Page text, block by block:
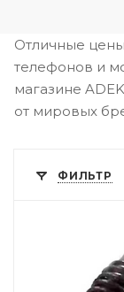
Отличные
телефонов и
магазине
от мировых
ФИЛЬТР